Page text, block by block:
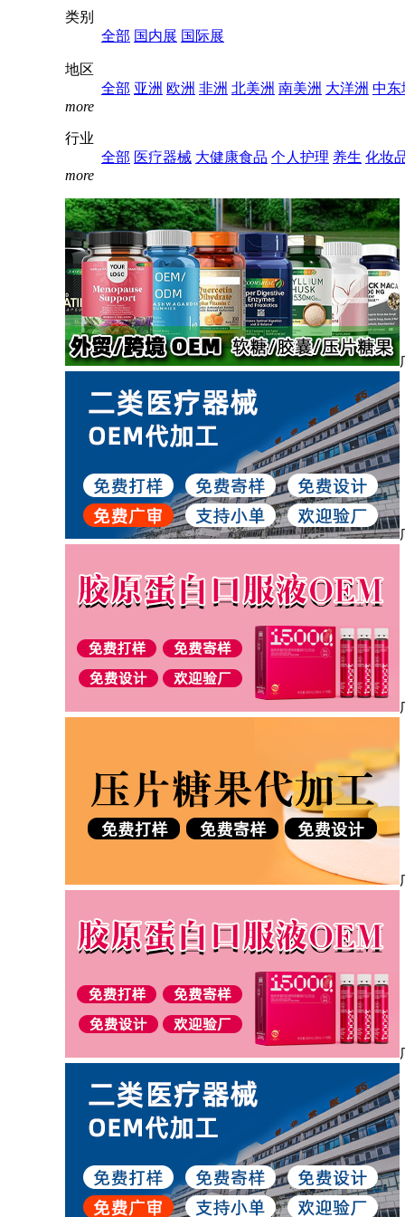
类别
全部 国内展 国际展
地区
全部 亚洲 欧洲 非洲 北美洲 南美洲 大洋洲 中东
more
行业
全部 医疗器械 大健康食品 个人护理 养生 化妆
more